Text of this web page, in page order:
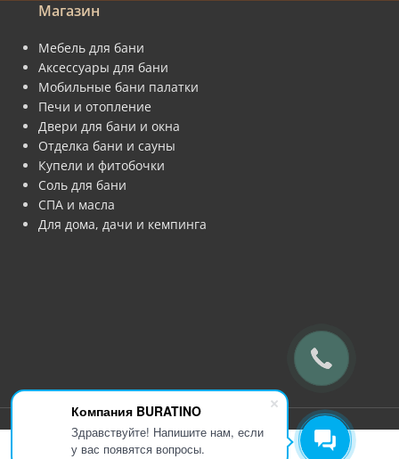
Компания BURATINO
Здравствуйте! Напишите нам, если
у вас появятся вопросы.
Магазин
Мебель для бани
Аксессуары для бани
Мобильные бани палатки
Печи и отопление
Двери для бани и окна
Отделка бани и сауны
Купели и фитобочки
Соль для бани
СПА и масла
Для дома, дачи и кемпинга